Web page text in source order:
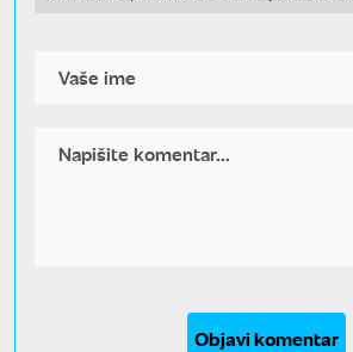
Objavi komentar